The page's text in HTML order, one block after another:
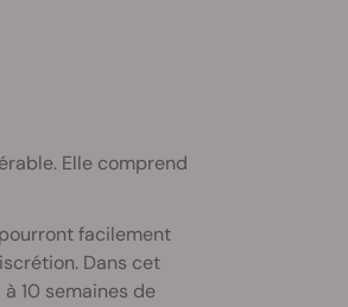
Elle comprend
facilement
Dans cet
10 semaines de